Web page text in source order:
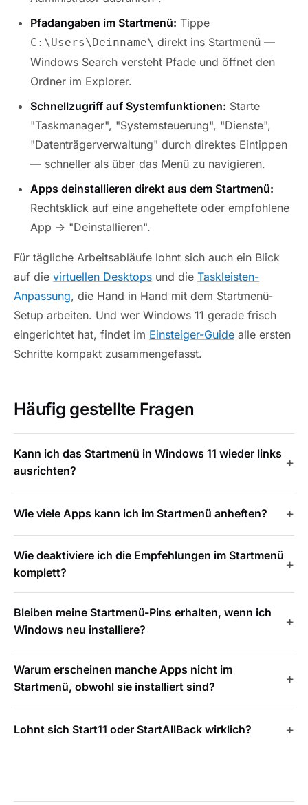
Pfadangaben im Startmenü: Tippe
C:\Users\Deinname\ direkt ins Startmenü —
Windows Search versteht Pfade und öffnet den
Ordner im Explorer.
Schnellzugriff auf Systemfunktionen: Starte
"Taskmanager", "Systemsteuerung", "Dienste",
"Datenträgerverwaltung" durch direktes Eintippen
— schneller als über das Menü zu navigieren.
Apps deinstallieren direkt aus dem Startmenü:
Rechtsklick auf eine angeheftete oder empfohlene
App → "Deinstallieren".
Für tägliche Arbeitsabläufe lohnt sich auch ein Blick
auf die virtuellen Desktops und die Taskleisten-
Anpassung, die Hand in Hand mit dem Startmenü-
Setup arbeiten. Und wer Windows 11 gerade frisch
eingerichtet hat, findet im Einsteiger-Guide alle ersten
Schritte kompakt zusammengefasst.
Häufig gestellte Fragen
Kann ich das Startmenü in Windows 11 wieder links
ausrichten?
Wie viele Apps kann ich im Startmenü anheften?
Wie deaktiviere ich die Empfehlungen im Startmenü
komplett?
Bleiben meine Startmenü-Pins erhalten, wenn ich
Windows neu installiere?
Warum erscheinen manche Apps nicht im
Startmenü, obwohl sie installiert sind?
Lohnt sich Start11 oder StartAllBack wirklich?